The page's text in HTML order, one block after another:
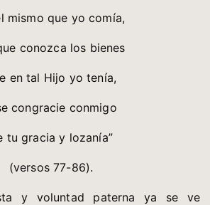
mismo que yo comía,
conozca los bienes
en tal Hijo yo tenía,
congracie conmigo
tu gracia y lozanía”
(versos 77-86).
y voluntad paterna ya se ve